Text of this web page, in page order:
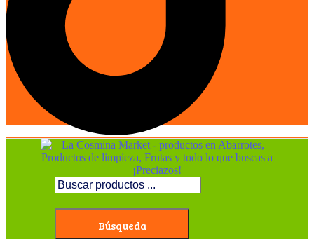
Búsqueda